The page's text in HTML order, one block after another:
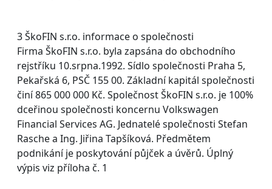
3 ŠkoFIN s.r.o. informace o společnosti
Firma ŠkoFIN s.r.o. byla zapsána do obchodního
rejstříku 10.srpna.1992. Sídlo společnosti Praha 5,
Pekařská 6, PSČ 155 00. Základní kapitál společnosti
činí 865 000 000 Kč. Společnost ŠkoFIN s.r.o. je 100%
dceřinou společnosti koncernu Volkswagen
Financial Services AG. Jednatelé společnosti Stefan
Rasche a Ing. Jiřina Tapšíková. Předmětem
podnikání je poskytování půjček a úvěrů. Úplný
výpis viz příloha č. 1